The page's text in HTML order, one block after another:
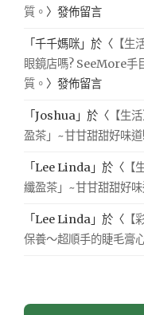
質。 〉發佈留言
「千千媽咪 」於〈 【
眼鏡店嗎? SeeMore手
質。 〉發佈留言
「Joshua 」於〈 【生
盈茶」~甘甘甜甜好味
「Lee Linda 」於〈
纖盈茶」~甘甘甜甜好
「Lee Linda 」於〈
保養～超順手的睫毛膏